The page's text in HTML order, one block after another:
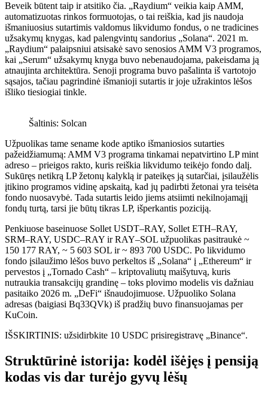
Beveik būtent taip ir atsitiko čia. „Raydium“ veikia kaip AMM,
automatizuotas rinkos formuotojas, o tai reiškia, kad jis naudoja
išmaniuosius sutartimis valdomus likvidumo fondus, o ne tradicines
užsakymų knygas, kad palengvintų sandorius „Solana“. 2021 m.
„Raydium“ palaipsniui atsisakė savo senosios AMM V3 programos,
kai „Serum“ užsakymų knyga buvo nebenaudojama, pakeisdama ją
atnaujinta architektūra. Senoji programa buvo pašalinta iš vartotojo
sąsajos, tačiau pagrindinė išmanioji sutartis ir joje užrakintos lėšos
išliko tiesiogiai tinkle.
Šaltinis: Solcan
Užpuolikas tame sename kode aptiko išmaniosios sutarties
pažeidžiamumą: AMM V3 programa tinkamai nepatvirtino LP mint
adreso – prieigos rakto, kuris reiškia likvidumo teikėjo fondo dalį.
Sukūręs netikrą LP žetonų kalyklą ir pateikęs ją sutarčiai, įsilaužėlis
įtikino programos vidinę apskaitą, kad jų padirbti žetonai yra teisėta
fondo nuosavybė. Tada sutartis leido jiems atsiimti nekilnojamąjį
fondų turtą, tarsi jie būtų tikras LP, išperkantis poziciją.
Penkiuose baseinuose Sollet USDT–RAY, Sollet ETH–RAY,
SRM–RAY, USDC–RAY ir RAY–SOL užpuolikas pasitraukė ~
150 177 RAY, ~ 5 603 SOL ir ~ 893 700 USDC. Po likvidumo
fondo įsilaužimo lėšos buvo perkeltos iš „Solana“ į „Ethereum“ ir
pervestos į „Tornado Cash“ – kriptovaliutų maišytuvą, kuris
nutraukia transakcijų grandinę – toks plovimo modelis vis dažniau
pasitaiko 2026 m. „DeFi“ išnaudojimuose. Užpuoliko Solana
adresas (baigiasi Bq33QVk) iš pradžių buvo finansuojamas per
KuCoin.
IŠSKIRTINIS: užsidirbkite 10 USDC prisiregistravę „Binance“.
Struktūrinė istorija: kodėl išėjęs į pensiją
kodas vis dar turėjo gyvų lėšų